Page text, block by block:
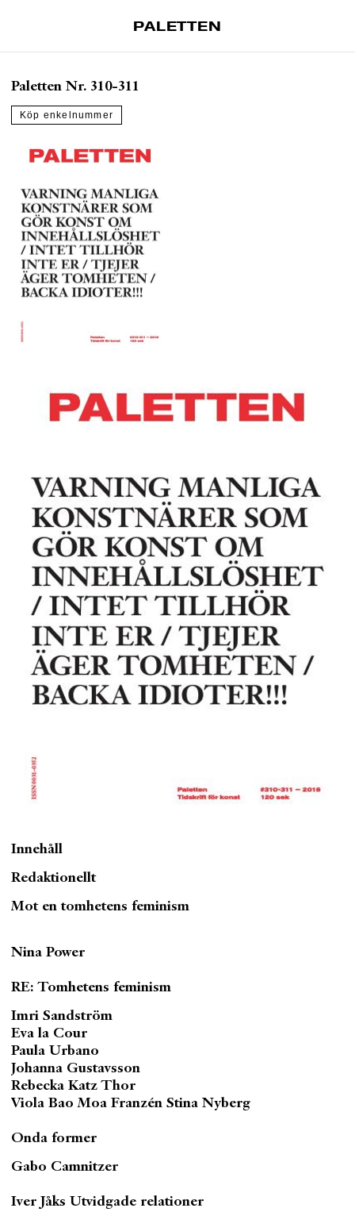
PALETTEN
Om Paletten
Köp enkelnummer
Paletten Nr. 310-311
Köp enkelnummer
Innehåll
Redaktionellt
Mot en tomhetens feminism
Nina Power
RE: Tomhetens feminism
Imri Sandström
Eva la Cour
Paula Urbano
Johanna Gustavsson
Rebecka Katz Thor
Viola Bao Moa Franzén Stina Nyberg
Onda former
Gabo Camnitzer
Iver Jåks Utvidgade relationer